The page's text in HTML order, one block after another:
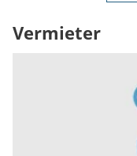
Vermieter